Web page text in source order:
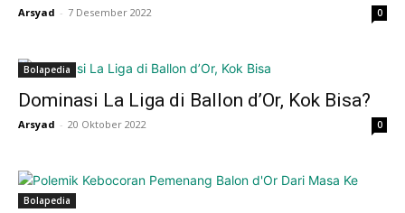
Arsyad - 7 Desember 2022 0
Bolapedia
Dominasi La Liga di Ballon d’Or, Kok Bisa?
Arsyad - 20 Oktober 2022 0
Bolapedia